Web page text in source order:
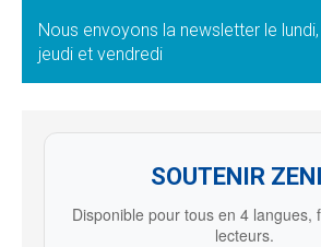
Nous envoyons la newsletter le
jeudi et vendredi
SOUTENIR
Disponible pour tous en 4 langues,
lecteurs.